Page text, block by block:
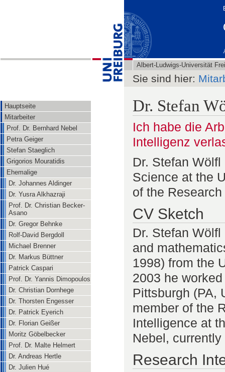
Hauptseite
Mitarbeiter
Prof. Dr. Bernhard Nebel
Petra Geiger
Stefan Staeglich
Grigorios Mouratidis
Ehemalige
Dr. Johannes Aldinger
Dr. Yusra Alkhazraji
Prof. Dr. Christian Becker-
Asano
Dr. Gregor Behnke
Rolf-David Bergdoll
Michael Brenner
Dr. Markus Büttner
Patrick Caspari
Prof. Dr. Yannis Dimopoulos
Dr. Christian Dornhege
Dr. Thorsten Engesser
Dr. Patrick Eyerich
Dr. Florian Geißer
Moritz Göbelbecker
Prof. Dr. Malte Helmert
Dr. Andreas Hertle
Dr. Julien Hué
Albert-Ludwigs-Universität
Sie sind hier:
Dr. Stefan
Ich habe die
Intelligenz
Dr. Stefan
Science at the
of the Research
CV Sketch
Dr. Stefan
and
1998) from the
2003 he
Pittsburgh (PA,
member of the
Intelligence at
Nebel,
Research